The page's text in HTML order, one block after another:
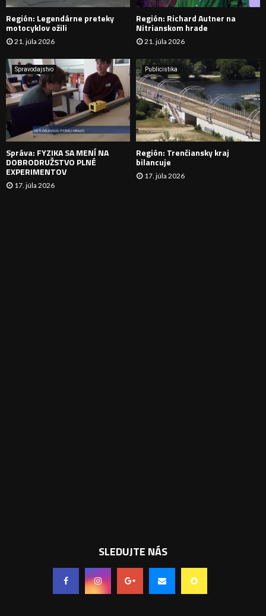
A
N
I
E
Región: Legendárne preteky
motocyklov ožili
21. júla 2026
Región: Richard Autner na
Nitrianskom hrade
21. júla 2026
Spravodajstvo
Správa: FYZIKA SA MENÍ NA
DOBRODRUŽSTVO PLNÉ
EXPERIMENTOV
17. júla 2026
Publicistika
Región: Trenčiansky kraj
bilancuje
17. júla 2026
SLEDUJTE NÁS